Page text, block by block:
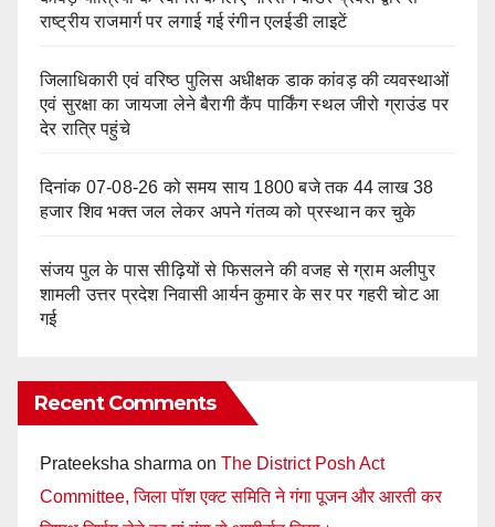
राष्ट्रीय राजमार्ग पर लगाई गई रंगीन एलईडी लाइटें
जिलाधिकारी एवं वरिष्ठ पुलिस अधीक्षक डाक कांवड़ की व्यवस्थाओं
एवं सुरक्षा का जायजा लेने बैरागी कैंप पार्किंग स्थल जीरो ग्राउंड पर
देर रात्रि पहुंचे
दिनांक 07-08-26 को समय साय 1800 बजे तक 44 लाख 38
हजार शिव भक्त जल लेकर अपने गंतव्य को प्रस्थान कर चुके
संजय पुल के पास सीढ़ियों से फिसलने की वजह से ग्राम अलीपुर
शामली उत्तर प्रदेश निवासी आर्यन कुमार के सर पर गहरी चोट आ
गई
Recent Comments
Prateeksha sharma on The District Posh Act
Committee, जिला पॉश एक्ट समिति ने गंगा पूजन और आरती कर